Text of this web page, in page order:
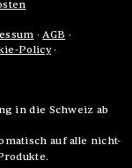
· AGB ·
Policy·
in die Schweiz ab
auf alle nicht-